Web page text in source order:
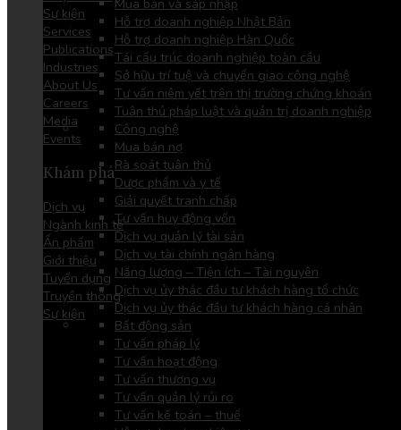
Sự kiện
Services
Publications
Industries
About Us
Careers
Media
Events
Khám phá
Dịch vụ
Ngành kinh tế
Ấn phẩm
Giới thiệu
Tuyển dụng
Truyền thông
Sự kiện
Mua bán và sáp nhập
Hỗ trợ doanh nghiệp Nhật Bản
Hỗ trợ doanh nghiệp Hàn Quốc
Tái cấu trúc doanh nghiệp toàn cầu
Sở hữu trí tuệ và chuyển giao công nghệ
Tư vấn niêm yết trên thị trường chứng khoán
Tuân thủ pháp luật và quản trị doanh nghiệp
Công nghệ
Mua bán nợ
Rà soát tuân thủ
Dược phẩm và y tế
Giải quyết tranh chấp
Tư vấn huy động vốn
Dịch vụ quản lý tài sản
Dịch vụ tài chính ngân hàng
Năng lượng – Tiện ích – Tài nguyên
Dịch vụ ủy thác đầu tư khách hàng tổ chức
Dịch vụ ủy thác đầu tư khách hàng cá nhân
Bất động sản
Tư vấn pháp lý
Tư vấn hoạt động
Tư vấn thương vụ
Tư vấn quản lý rủi ro
Tư vấn kế toán – thuế